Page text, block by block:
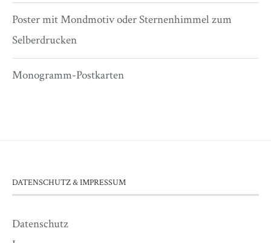
Poster mit Mondmotiv oder Sternenhimmel zum
Selberdrucken
Monogramm-Postkarten
DATENSCHUTZ & IMPRESSUM
Datenschutz